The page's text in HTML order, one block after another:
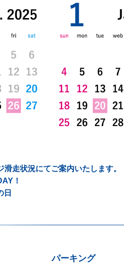
走状況にてご案内いたします。
！
日
パーキング